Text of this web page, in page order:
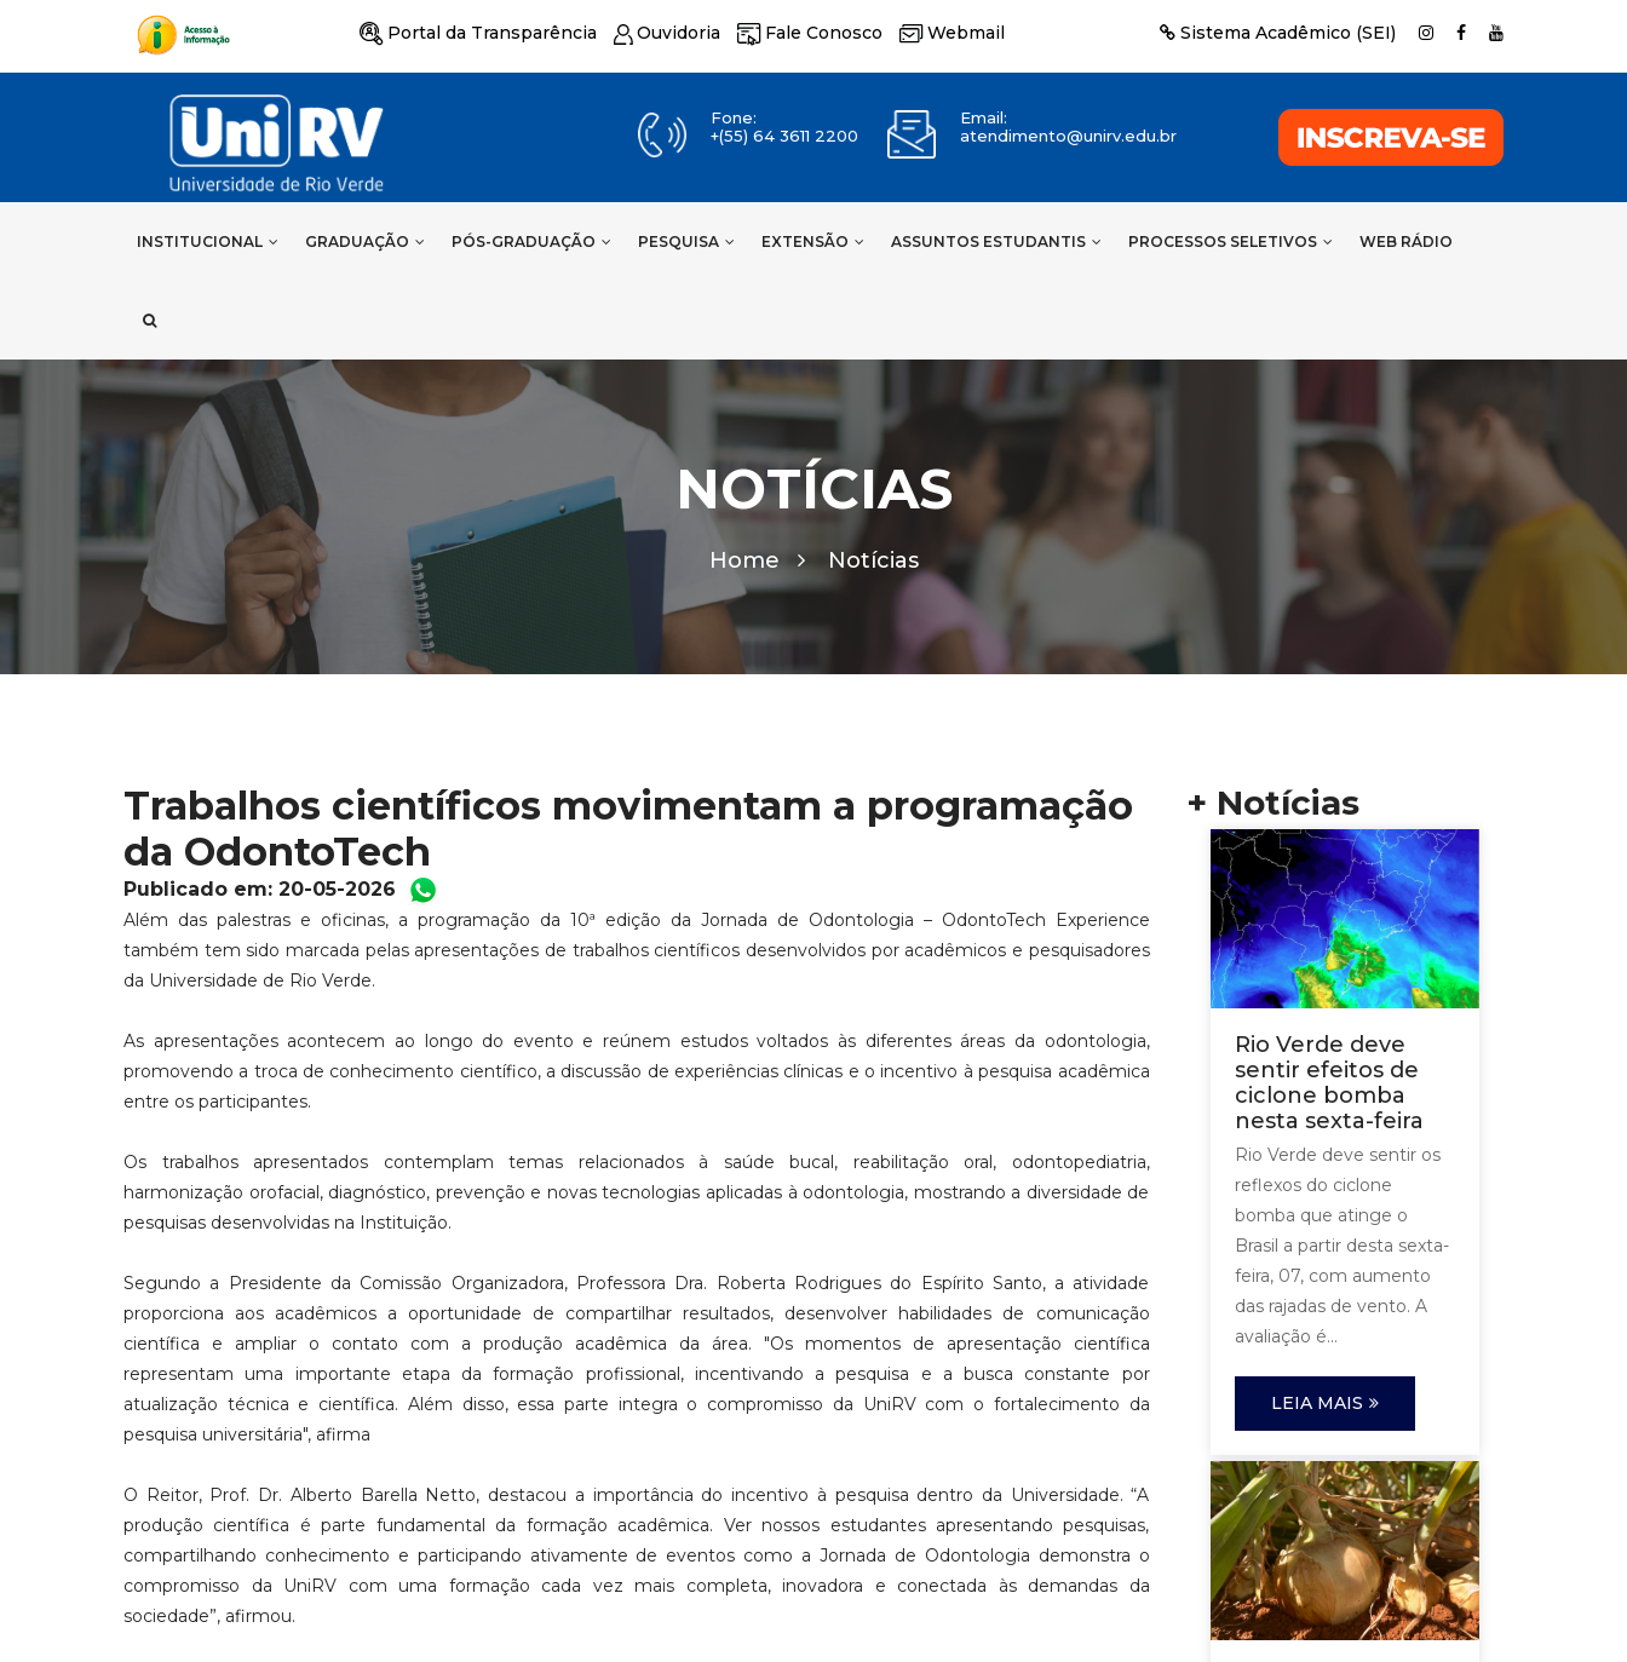
Portal da Transparência Ouvidoria Fale Conosco Webmail Sistema Acadêmico (SEI)
Fone:
+(55) 64 3611 2200
Email:
atendimento@unirv.edu.br
INSTITUCIONAL GRADUAÇÃO PÓS-GRADUAÇÃO PESQUISA EXTENSÃO ASSUNTOS ESTUDANTIS PROCESSOS SELETIVOS WEB RÁDIO
NOTÍCIAS
Home Notícias
Trabalhos científicos movimentam a programação
da OdontoTech
Publicado em: 20-05-2026
Além das palestras e oficinas, a programação da 10ª edição da Jornada de Odontologia – OdontoTech Experience
também tem sido marcada pelas apresentações de trabalhos científicos desenvolvidos por acadêmicos e pesquisadores
da Universidade de Rio Verde.
As apresentações acontecem ao longo do evento e reúnem estudos voltados às diferentes áreas da odontologia,
promovendo a troca de conhecimento científico, a discussão de experiências clínicas e o incentivo à pesquisa acadêmica
entre os participantes.
Os trabalhos apresentados contemplam temas relacionados à saúde bucal, reabilitação oral, odontopediatria,
harmonização orofacial, diagnóstico, prevenção e novas tecnologias aplicadas à odontologia, mostrando a diversidade de
pesquisas desenvolvidas na Instituição.
Segundo a Presidente da Comissão Organizadora, Professora Dra. Roberta Rodrigues do Espírito Santo, a atividade
proporciona aos acadêmicos a oportunidade de compartilhar resultados, desenvolver habilidades de comunicação
científica e ampliar o contato com a produção acadêmica da área. "Os momentos de apresentação científica
representam uma importante etapa da formação profissional, incentivando a pesquisa e a busca constante por
atualização técnica e científica. Além disso, essa parte integra o compromisso da UniRV com o fortalecimento da
pesquisa universitária", afirma
O Reitor, Prof. Dr. Alberto Barella Netto, destacou a importância do incentivo à pesquisa dentro da Universidade. “A
produção científica é parte fundamental da formação acadêmica. Ver nossos estudantes apresentando pesquisas,
compartilhando conhecimento e participando ativamente de eventos como a Jornada de Odontologia demonstra o
compromisso da UniRV com uma formação cada vez mais completa, inovadora e conectada às demandas da
sociedade”, afirmou.
+ Notícias
Rio Verde deve
sentir efeitos de
ciclone bomba
nesta sexta-feira
Rio Verde deve sentir os
reflexos do ciclone
bomba que atinge o
Brasil a partir desta sexta-
feira, 07, com aumento
das rajadas de vento. A
avaliação é...
LEIA MAIS